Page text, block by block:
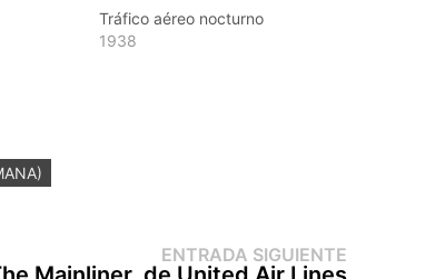
Tráfico aéreo nocturno
1938
ENTRADA SIGUIENTEEntrada
siguiente: